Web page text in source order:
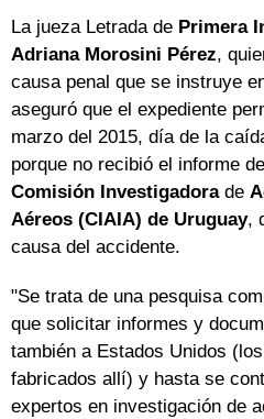
La jueza Letrada de Primera
Adriana Morosini Pérez,
causa penal que se instruye
aseguró que el expediente
marzo del 2015, día de la
porque no recibió el informe
Comisión Investigadorade
Aéreos (CIAIA) de Uruguay,
causa del accidente.
"Se trata de una pesquisa
que solicitar informes y
también a Estados Unidos
fabricados allí) y hasta se
expertos en investigación de